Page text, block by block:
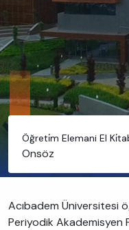
Öğreti̇m Elemani El
Önsöz
Acıbadem Üniversitesi
Periyodik Akademisyen